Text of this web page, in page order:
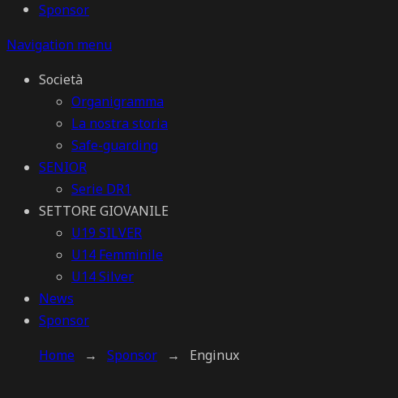
Sponsor
Navigation menu
Società
Organigramma
La nostra storia
Safe-guarding
SENIOR
Serie DR1
SETTORE GIOVANILE
U19 SILVER
U14 Femminile
U14 Silver
News
Sponsor
Home → Sponsor → Enginux